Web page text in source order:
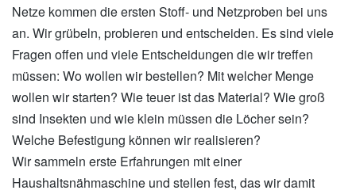
Netze kommen die ersten Stoff- und Netzproben bei uns
an. Wir grübeln, probieren und entscheiden. Es sind viele
Fragen offen und viele Entscheidungen die wir treffen
müssen: Wo wollen wir bestellen? Mit welcher Menge
wollen wir starten? Wie teuer ist das Material? Wie groß
sind Insekten und wie klein müssen die Löcher sein?
Welche Befestigung können wir realisieren?
Wir sammeln erste Erfahrungen mit einer
Haushaltsnähmaschine und stellen fest, das wir damit